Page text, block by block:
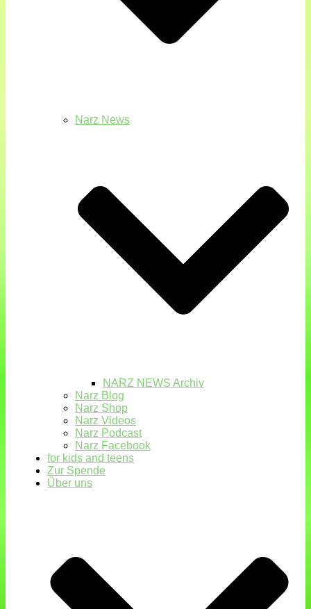
Narz News
NARZ NEWS Archiv
Narz Blog
Narz Shop
Narz Videos
Narz Podcast
Narz Facebook
for kids and teens
Zur Spende
Über uns